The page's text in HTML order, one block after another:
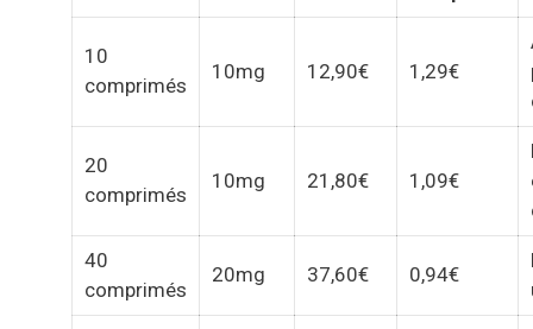
10
comprimés
10mg 12,90€ 1,29€
20
comprimés
10mg 21,80€ 1,09€
40
comprimés
20mg 37,60€ 0,94€